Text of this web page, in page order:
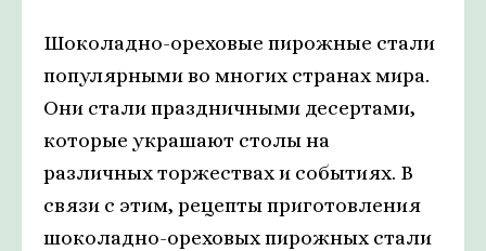
Шоколадно-ореховые пирожные стали
популярными во многих странах мира.
Они стали праздничными десертами,
которые украшают столы на
различных торжествах и событиях. В
связи с этим, рецепты приготовления
шоколадно-ореховых пирожных стали